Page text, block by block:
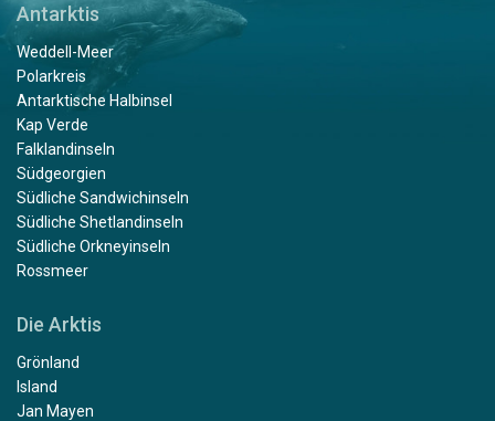
Antarktis
Weddell-Meer
Polarkreis
Antarktische Halbinsel
Kap Verde
Falklandinseln
Südgeorgien
Südliche Sandwichinseln
Südliche Shetlandinseln
Südliche Orkneyinseln
Rossmeer
Die Arktis
Grönland
Island
Jan Mayen